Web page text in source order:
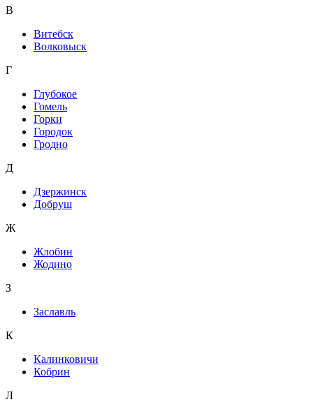
В
Витебск
Волковыск
Г
Глубокое
Гомель
Горки
Городок
Гродно
Д
Дзержинск
Добруш
Ж
Жлобин
Жодино
З
Заславль
К
Калинковичи
Кобрин
Л